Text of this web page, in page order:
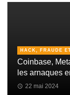
HACK, FRAUDE
Coinbase,
les arnaques
22 mai 2024